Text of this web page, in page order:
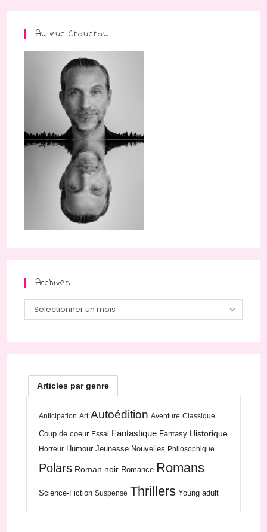
Auteur Chouchou
Archives
Archives
Sélectionner un mois
Articles par genre
Anticipation Art Autoédition Aventure Classique
Coup de coeur Essai Fantastique Fantasy Historique
Horreur Humour Jeunesse Nouvelles Philosophique
Polars Roman noir Romance Romans
Science-Fiction Suspense Thrillers Young adult